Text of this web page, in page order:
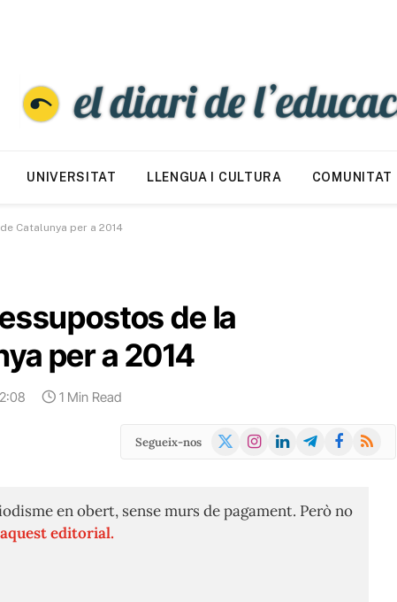
UNIVERSITAT LLENGUA I CULTURA COMUNITAT
Catalunya per a 2014
de la
per a 2014
1 Min Read
Segueix-nos
X
Instagram
LinkedInTelegramFacebook
RSS
en obert, sense murs de pagament. Però no
aquest editorial.